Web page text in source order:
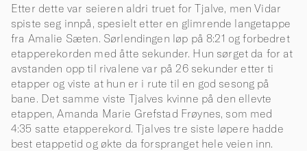
Etter dette var seieren aldri truet for Tjalve, men Vidar
spiste seg innpå, spesielt etter en glimrende langetappe
fra Amalie Sæten. Sørlendingen løp på 8:21 og forbedret
etapperekorden med åtte sekunder. Hun sørget da for at
avstanden opp til rivalene var på 26 sekunder etter ti
etapper og viste at hun er i rute til en god sesong på
bane. Det samme viste Tjalves kvinne på den ellevte
etappen, Amanda Marie Grefstad Frøynes, som med
4:35 satte etapperekord. Tjalves tre siste løpere hadde
best etappetid og økte da forspranget hele veien inn.